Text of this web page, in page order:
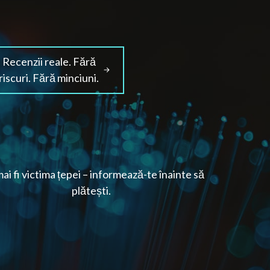
Recenzii reale. Fără
riscuri. Fără minciuni.
fi victima țepei – informează-te înainte să
plătești.